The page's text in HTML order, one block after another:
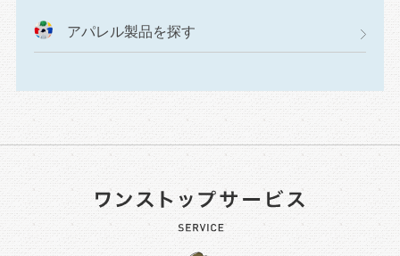
アパレル製品を探す